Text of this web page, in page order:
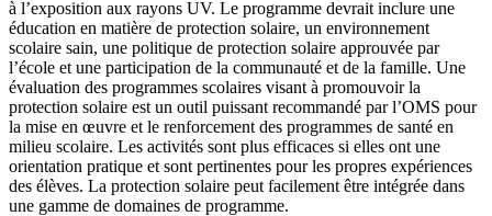
à l’exposition aux rayons UV. Le programme devrait inclure une
éducation en matière de protection solaire, un environnement
scolaire sain, une politique de protection solaire approuvée par
l’école et une participation de la communauté et de la famille. Une
évaluation des programmes scolaires visant à promouvoir la
protection solaire est un outil puissant recommandé par l’OMS pour
la mise en œuvre et le renforcement des programmes de santé en
milieu scolaire. Les activités sont plus efficaces si elles ont une
orientation pratique et sont pertinentes pour les propres expériences
des élèves. La protection solaire peut facilement être intégrée dans
une gamme de domaines de programme.